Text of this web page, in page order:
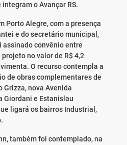
o Avançar RS.
Porto Alegre, com a presença
e do secretário municipal,
assinado convênio entre
no valor de R$ 4,2
O recurso contempla a
de obras complementares de
Grizza, nova Avenida
Giordani e Estanislau
ligará os bairros Industrial,
também foi contemplado, na